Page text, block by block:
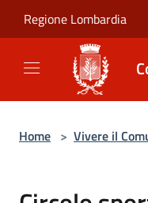
Regione Lombardia
Home > Vivere il